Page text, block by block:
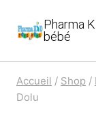
Pharma
bébé
Accueil / Shop /
Dolu